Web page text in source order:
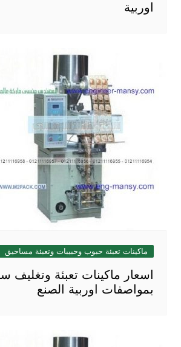
اوربية
ماكينات تعبئة حبوب وحبيبات وتعبئة مساحيق
اسعار ماكينات تعبئة وتغليف
بمواصفات اوربية الصنع